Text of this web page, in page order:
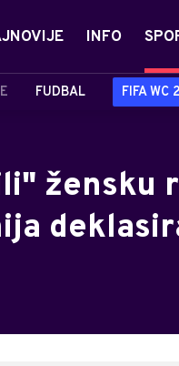
INFO
FUDBAL FIFA WC
žensku